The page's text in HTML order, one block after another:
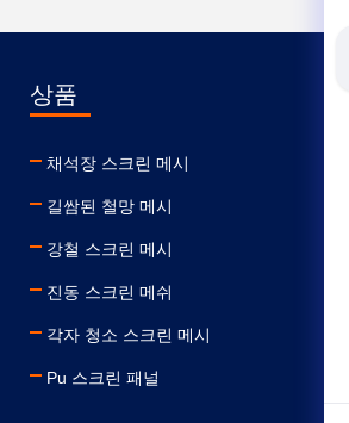
상품
채석장 스크린 메시
길쌈된 철망 메시
강철 스크린 메시
진동 스크린 메쉬
각자 청소 스크린 메시
Pu 스크린 패널